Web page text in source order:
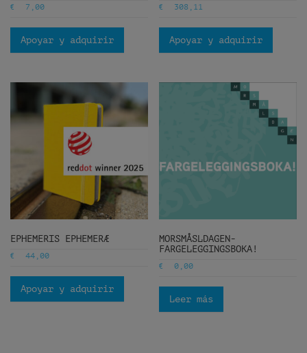
€ 7,00
Apoyar y adquirir
€ 308,11
Apoyar y adquirir
EPHEMERIS EPHEMERÆ
€ 44,00
Apoyar y adquirir
MORSMÅSLDAGEN-
FARGELEGGINGSBOKA!
€ 0,00
Leer más